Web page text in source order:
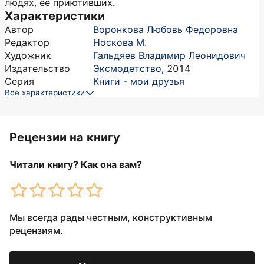
людях, ее приютивших.
Характеристики
Автор
Воронкова Любовь Федоровна
Редактор
Носкова М.
Художник
Гальдяев Владимир Леонидович
Издательство
Эксмодетство, 2014
Серия
Книги - мои друзья
Все характеристики
Рецензии на книгу
Читали книгу? Как она вам?
Мы всегда рады честным, конструктивным
рецензиям.